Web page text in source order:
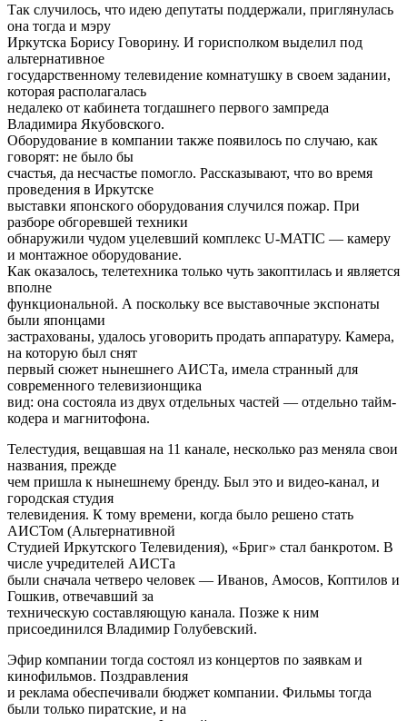
Так случилось, что идею депутаты поддержали, приглянулась
она тогда и мэру
Иркутска Борису Говорину. И горисполком выделил под
альтернативное
государственному телевидение комнатушку в своем задании,
которая располагалась
недалеко от кабинета тогдашнего первого зампреда
Владимира Якубовского.
Оборудование в компании также появилось по случаю, как
говорят: не было бы
счастья, да несчастье помогло. Рассказывают, что во время
проведения в Иркутске
выставки японского оборудования случился пожар. При
разборе обгоревшей техники
обнаружили чудом уцелевший комплекс U-MATIC — камеру
и монтажное оборудование.
Как оказалось, телетехника только чуть закоптилась и является
вполне
функциональной. А поскольку все выставочные экспонаты
были японцами
застрахованы, удалось уговорить продать аппаратуру. Камера,
на которую был снят
первый сюжет нынешнего АИСТа, имела странный для
современного телевизионщика
вид: она состояла из двух отдельных частей — отдельно тайм-
кодера и магнитофона.
Телестудия, вещавшая на 11 канале, несколько раз меняла свои
названия, прежде
чем пришла к нынешнему бренду. Был это и видео-канал, и
городская студия
телевидения. К тому времени, когда было решено стать
АИСТом (Альтернативной
Студией Иркутского Телевидения), «Бриг» стал банкротом. В
числе учредителей АИСТа
были сначала четверо человек — Иванов, Амосов, Коптилов и
Гошкив, отвечавший за
техническую составляющую канала. Позже к ним
присоединился Владимир Голубевский.
Эфир компании тогда состоял из концертов по заявкам и
кинофильмов. Поздравления
и реклама обеспечивали бюджет компании. Фильмы тогда
были только пиратские, и на